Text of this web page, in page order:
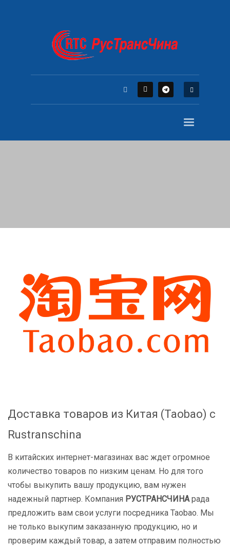
Доставка товаров из Китая (Taobao) с
Rustranschina
В китайских интернет-магазинах вас ждет огромное
количество товаров по низким ценам. Но для того
чтобы выкупить вашу продукцию, вам нужен
надежный партнер. Компания РУСТРАНСЧИНА рада
предложить вам свои услуги посредника Taobao. Мы
не только выкупим заказанную продукцию, но и
проверим каждый товар, а затем отправим полностью